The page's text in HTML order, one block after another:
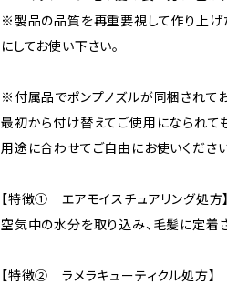
※製品の品質を再重要視して作り上げ
にしてお使い下さい。
※付属品でポンプノズルが同梱されてお
最初から付け替えてご使用になられて
用途に合わせてご自由にお使いください
【特徴① エアモイスチュアリング処方】
空気中の水分を取り込み、毛髪に定着
【特徴② ラメラキューティクル処方】